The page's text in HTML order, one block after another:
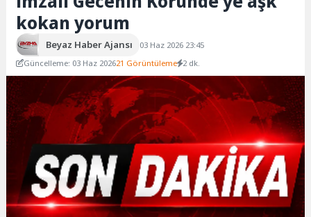
kokan yorum
Beyaz Haber Ajansı
03 Haz 2026 23:45
Güncelleme: 03 Haz 202621 Görüntüleme 2 dk.